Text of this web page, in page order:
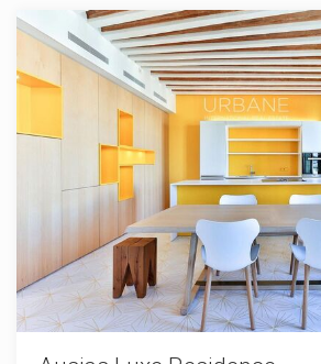
moderno con spa y un restaurante
en la planta baja. El proyecto busca
confort en el corazón de Barcelona, con
como un chófer, seguridad reforzada,
multilingüe disponible las 24 horas,
cabinas de masaje y un mayordomo
instantáneamente a cualquier
de 65 m² a 232 m², con configuraciones
dormitorios, algunas con terrazas o
esta residencia es, sin duda, el ático en
cuenta con una espectacular terraza
panorámicas. Los apartamentos,
prestigioso despacho Daar Architects,
diseño innovador y tecnología de
un confort de vida inigualable.Un
el corazón de Barcelona, que
de inversión excepcional para aquellos